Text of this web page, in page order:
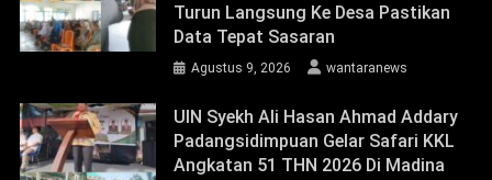
Turun Langsung Ke Desa Pastikan
Data Tepat Sasaran
Agustus 9, 2026 wantaranews
UIN Syekh Ali Hasan Ahmad Addary
Padangsidimpuan Gelar Safari KKL
Angkatan 51 THN 2026 Di Madina